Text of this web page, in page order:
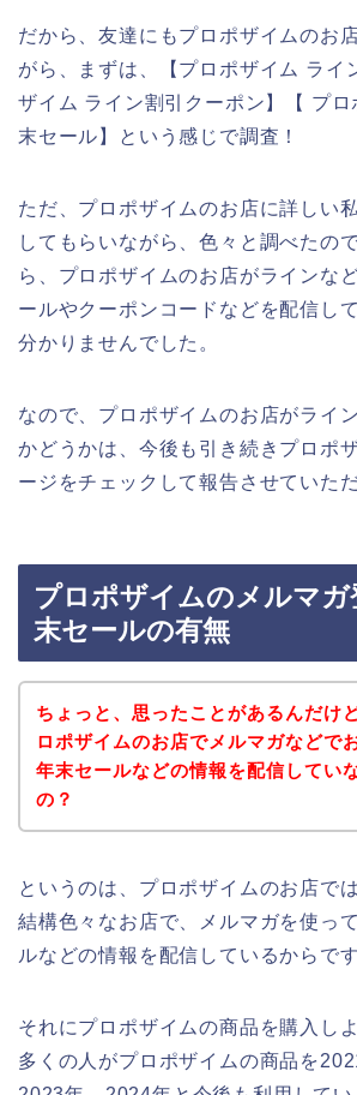
だから、友達にもプロポザイムのお
がら、まずは、【プロポザイム ライ
ザイム ライン割引クーポン】【 プ
末セール】という感じで調査！
ただ、プロポザイムのお店に詳しい
してもらいながら、色々と調べたの
ら、プロポザイムのお店がラインな
ールやクーポンコードなどを配信し
分かりませんでした。
なので、プロポザイムのお店がライ
かどうかは、今後も引き続きプロポ
ージをチェックして報告させていた
プロポザイムのメルマガ
末セールの有無
ちょっと、思ったことがあるんだけ
ロポザイムのお店でメルマガなどで
年末セールなどの情報を配信してい
の？
というのは、プロポザイムのお店で
結構色々なお店で、メルマガを使っ
ルなどの情報を配信しているからです
それにプロポザイムの商品を購入し
多くの人がプロポザイムの商品を